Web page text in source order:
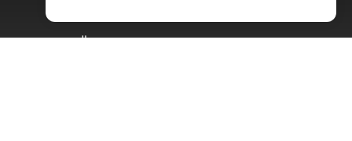
التسعير